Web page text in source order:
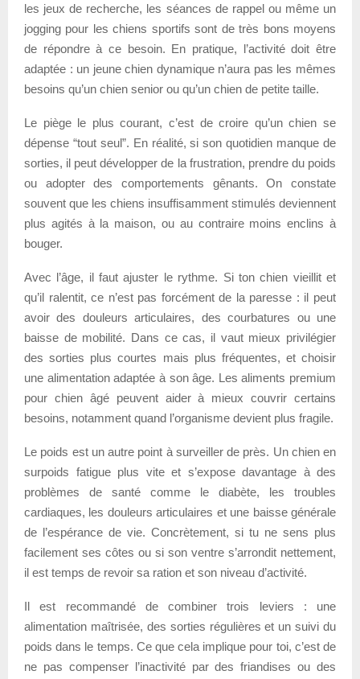
les jeux de recherche, les séances de rappel ou même un
jogging pour les chiens sportifs sont de très bons moyens
de répondre à ce besoin. En pratique, l’activité doit être
adaptée : un jeune chien dynamique n’aura pas les mêmes
besoins qu’un chien senior ou qu’un chien de petite taille.
Le piège le plus courant, c’est de croire qu’un chien se
dépense “tout seul”. En réalité, si son quotidien manque de
sorties, il peut développer de la frustration, prendre du poids
ou adopter des comportements gênants. On constate
souvent que les chiens insuffisamment stimulés deviennent
plus agités à la maison, ou au contraire moins enclins à
bouger.
Avec l’âge, il faut ajuster le rythme. Si ton chien vieillit et
qu’il ralentit, ce n’est pas forcément de la paresse : il peut
avoir des douleurs articulaires, des courbatures ou une
baisse de mobilité. Dans ce cas, il vaut mieux privilégier
des sorties plus courtes mais plus fréquentes, et choisir
une alimentation adaptée à son âge. Les aliments premium
pour chien âgé peuvent aider à mieux couvrir certains
besoins, notamment quand l’organisme devient plus fragile.
Le poids est un autre point à surveiller de près. Un chien en
surpoids fatigue plus vite et s’expose davantage à des
problèmes de santé comme le diabète, les troubles
cardiaques, les douleurs articulaires et une baisse générale
de l’espérance de vie. Concrètement, si tu ne sens plus
facilement ses côtes ou si son ventre s’arrondit nettement,
il est temps de revoir sa ration et son niveau d’activité.
Il est recommandé de combiner trois leviers : une
alimentation maîtrisée, des sorties régulières et un suivi du
poids dans le temps. Ce que cela implique pour toi, c’est de
ne pas compenser l’inactivité par des friandises ou des